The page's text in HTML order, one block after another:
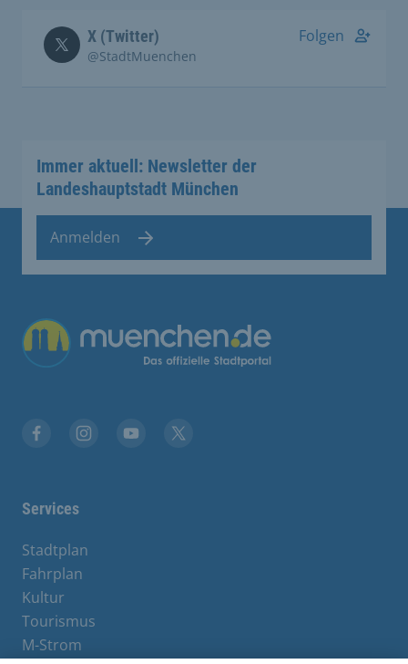
X (Twitter)
@StadtMuenchen
Folgen
Immer aktuell: Newsletter der
Landeshauptstadt München
Anmelden
Übergreifende Links
Services
Stadtplan
Fahrplan
Kultur
Tourismus
M-Strom